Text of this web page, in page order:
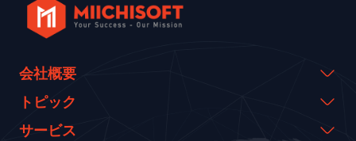
会社概要
会社概要
代表のメッセージ
トピック
イベント & ウェビナー
サービス